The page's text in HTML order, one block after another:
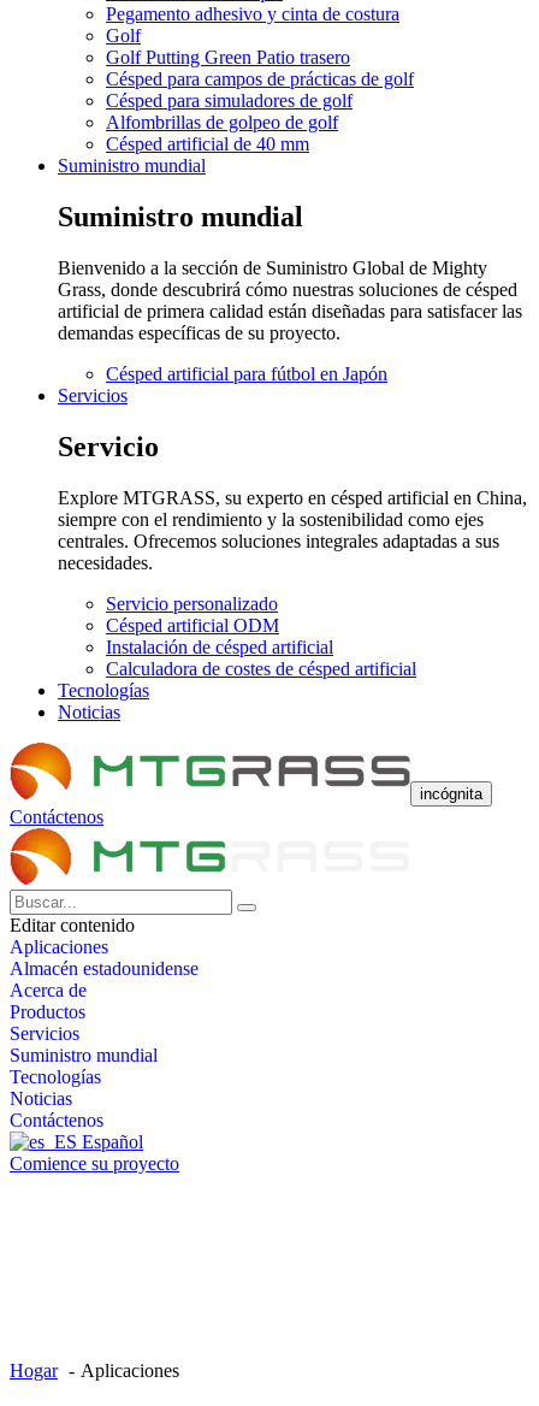
Pegamento adhesivo y cinta de costura
Golf
Golf Putting Green Patio trasero
Césped para campos de prácticas de golf
Césped para simuladores de golf
Alfombrillas de golpeo de golf
Césped artificial de 40 mm
Suministro mundial
Suministro mundial
Bienvenido a la sección de Suministro Global de Mighty
Grass, donde descubrirá cómo nuestras soluciones de césped
artificial de primera calidad están diseñadas para satisfacer las
demandas específicas de su proyecto.
Césped artificial para fútbol en Japón
Servicios
Servicio
Explore MTGRASS, su experto en césped artificial en China,
siempre con el rendimiento y la sostenibilidad como ejes
centrales. Ofrecemos soluciones integrales adaptadas a sus
necesidades.
Servicio personalizado
Césped artificial ODM
Instalación de césped artificial
Calculadora de costes de césped artificial
Tecnologías
Noticias
incógnita
Contáctenos
Editar contenido
Aplicaciones
Almacén estadounidense
Acerca de
Productos
Servicios
Suministro mundial
Tecnologías
Noticias
Contáctenos
Español
Comience su proyecto
Hogar Aplicaciones